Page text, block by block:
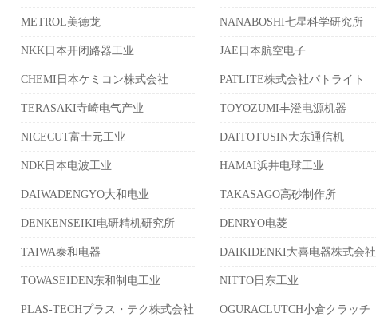
METROL美德龙 NANABOSHI七星科学研究所
NKK日本开闭路器工业 JAE日本航空电子
CHEMI日本ケミコン株式会社 PATLITE株式会社パトライト
TERASAKI寺崎电气产业 TOYOZUMI丰澄电源机器
NICECUT富士元工业 DAITOTUSIN大东通信机
NDK日本电波工业 HAMAI浜井电球工业
DAIWADENGYO大和电业 TAKASAGO高砂制作所
DENKENSEIKI电研精机研究所 DENRYO电菱
TAIWA泰和电器 DAIKIDENKI大喜电器株式会社
TOWASEIDEN东和制电工业 NITTO日东工业
PLAS-TECHプラス・テク株式会社 OGURACLUTCH小倉クラッチ